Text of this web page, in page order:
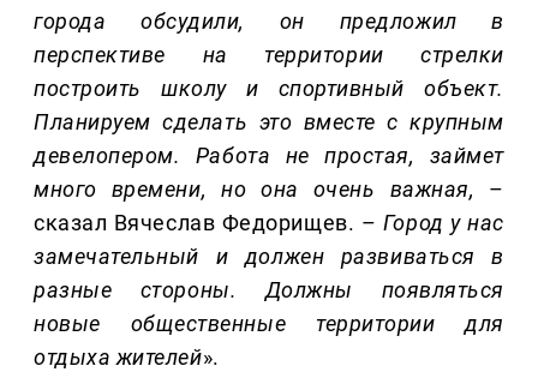
города обсудили, он предложил в
перспективе на территории стрелки
построить школу и спортивный объект.
Планируем сделать это вместе с крупным
девелопером. Работа не простая, займет
много времени, но она очень важная,
–
сказал Вячеслав Федорищев. – Город у нас
замечательный идолжен развиваться в
разные стороны.Должны появляться
новые общественные территории для
отдыха жителей».